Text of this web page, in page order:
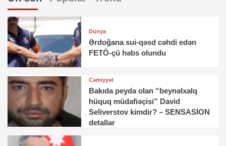
Dünya
Ərdoğana sui-qəsd cəhdi edən
FETÖ-çü həbs olundu
Cəmiyyət
Bakıda peyda olan “beynəlxalq
hüquq müdafiəçisi” David
Seliverstov kimdir? – SENSASİON
detallar